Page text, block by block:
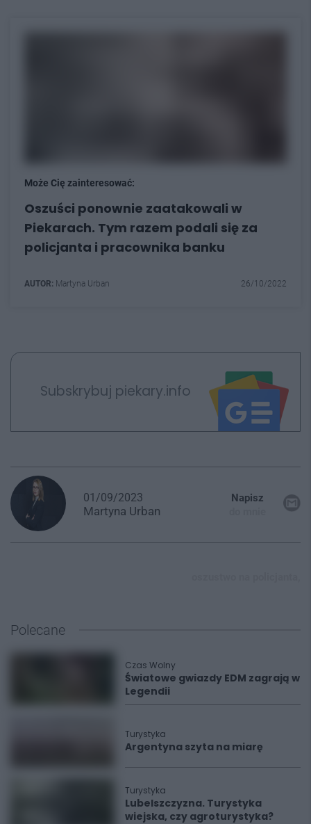
Może Cię zainteresować:
Oszuści ponownie zaatakowali w
Piekarach. Tym razem podali się za
policjanta i pracownika banku
AUTOR: Martyna Urban 26/10/2022
Subskrybuj piekary.info
01/09/2023
Martyna Urban
Napisz
Polecane
Czas Wolny
Światowe gwiazdy EDM zagrają w
Legendii
Turystyka
Argentyna szyta na miarę
Turystyka
Lubelszczyzna. Turystyka
wiejska, czy agroturystyka?